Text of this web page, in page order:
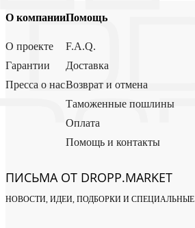
О компании
О проекте
Гарантии
Пресса о нас
Помощь
F.A.Q.
Доставка
Возврат и отмена
Таможенные пошлины
Оплата
Помощь и контакты
ПИСЬМА ОТ DROPP.MARKET
НОВОСТИ, ИДЕИ, ПОДБОРКИ И